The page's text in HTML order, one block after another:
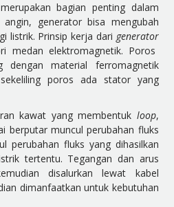
merupakan bagian penting dalam
generator bisa mengubah
listrik. Prinsip kerja dari generator
medan elektromagnetik. Poros
dengan material ferromagnetik
poros ada stator yang
kawat yang membentuk loop,
berputar muncul perubahan fluks
perubahan fluks yang dihasilkan
tertentu. Tegangan dan arus
disalurkan lewat kabel
dimanfaatkan untuk kebutuhan